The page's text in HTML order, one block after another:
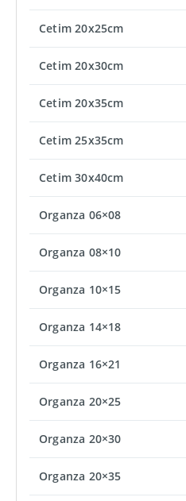
Cetim 20x25cm
Cetim 20x30cm
Cetim 20x35cm
Cetim 25x35cm
Cetim 30x40cm
Organza 06×08
Organza 08×10
Organza 10×15
Organza 14×18
Organza 16×21
Organza 20×25
Organza 20×30
Organza 20×35